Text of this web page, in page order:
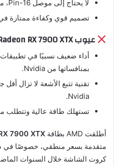
لا يحتاج إلى موصل 16-Pin، مما يقلل من تعقيد التركيب.
تصميم قوي وكفاءة ممتازة في
عيوب AMD Radeon RX 7900 XTX:
أداء ضعيف نسبيًا في تطبيقات
بمنافساتها من Nvidia.
Nvidia.
تستهلك طاقة عالية وتتطلب
أطلقت AMD بطاقة 7900 XTX
متقدمة بسعر منطقي، خصوصًا في
كروت الشاشة خلال السنوات